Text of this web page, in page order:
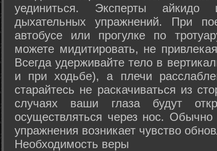
уединиться. Эксперты айкидо
дыхательных упражнений. При
автобусе или прогулке по
можете мидитировать, не
Всегда удерживайте тело в
и при ходьбе), а плечи
старайтесь не раскачиваться из
случаях ваши глаза будут
осуществляться через нос. Обычно
упражнения возникает чувство
Необходимость веры